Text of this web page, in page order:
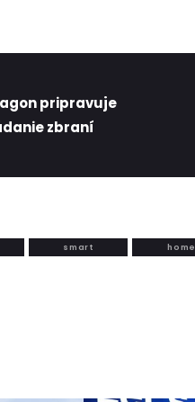
pripravuje
zbraní
smart home